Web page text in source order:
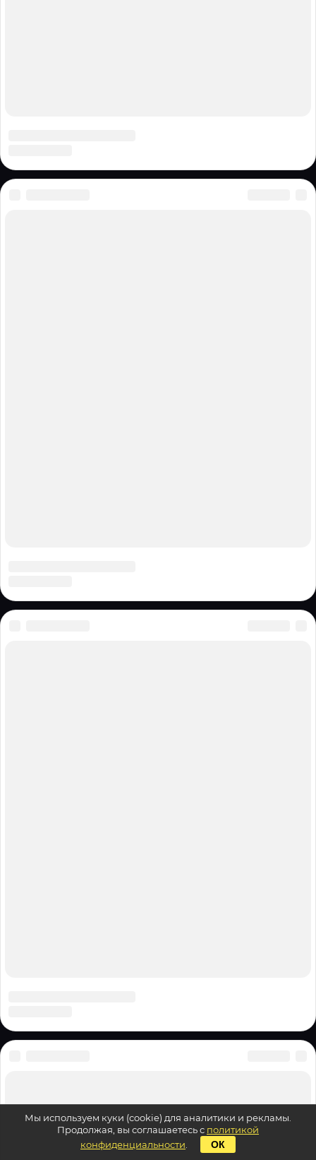
Мы используем куки (cookie) для аналитики и рекламы.
Продолжая, вы соглашаетесь с политикой
конфиденциальности
ОК